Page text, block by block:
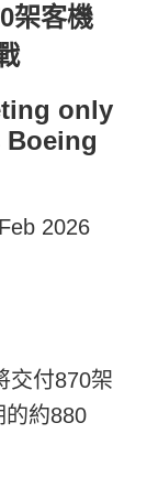
架客機
only
Boeing
2026
交付870架
的約880